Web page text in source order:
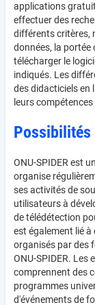
applications
effectuer des
différents critères,
données, la portée
télécharger le
indiqués. Les
des didacticiels en
leurs
Possibilités
ONU-SPIDER est
organise
ses activités de
utilisateurs à
de télédétection
est également lié
organisés par des
ONU-SPIDER. Les
comprennent des
programmes
d'événements de